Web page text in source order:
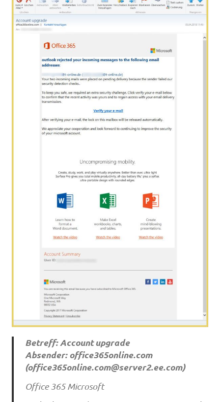
Betreff: Account upgrade
Absender: office365online.com
(office365online.com@server2.ee.com)
Office 365 Microsoft